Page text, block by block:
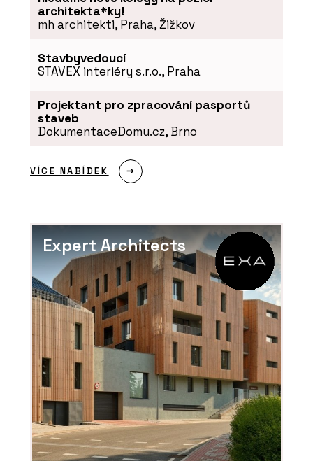
Novinky ze Salone del Mobile 2024:
Konsepti představuje špičkové
PRODUKTY
Křeslo One Page od značky Moroso -
KONSEPTI
architekta*ky!
mh architekti, Praha, Žižkov
Stavbyvedoucí
STAVEX interiéry s.r.o., Praha
Projektant pro zpracování pasportů
staveb
DokumentaceDomu.cz, Brno
VÍCE NABÍDEK
Expert Architects